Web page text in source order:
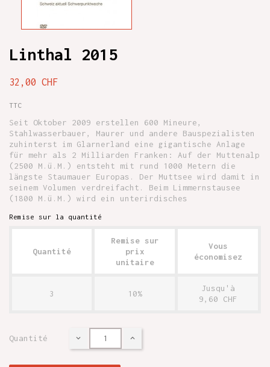
Linthal 2015
32,00 CHF
TTC
Seit Oktober 2009 erstellen 600 Mineure,
Stahlwasserbauer, Maurer und andere Bauspezialisten
zuhinterst im Glarnerland eine gigantische Anlage
für mehr als 2 Milliarden Franken: Auf der Muttenalp
(2500 M.ü.M.) entsteht mit rund 1000 Metern die
längste Staumauer Europas. Der Muttsee wird damit in
seinem Volumen verdreifacht. Beim Limmernstausee
(1800 M.ü.M.) wird ein unterirdisches
Remise sur la quantité
Quantité
Remise sur
prix
unitaire
Vous
économisez
3 10%
Jusqu'à
9,60 CHF
Quantité